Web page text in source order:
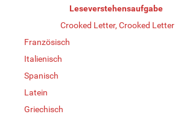
Leseverstehensaufgabe
Crooked Letter, Crooked Letter
Französisch
Italienisch
Spanisch
Latein
Griechisch